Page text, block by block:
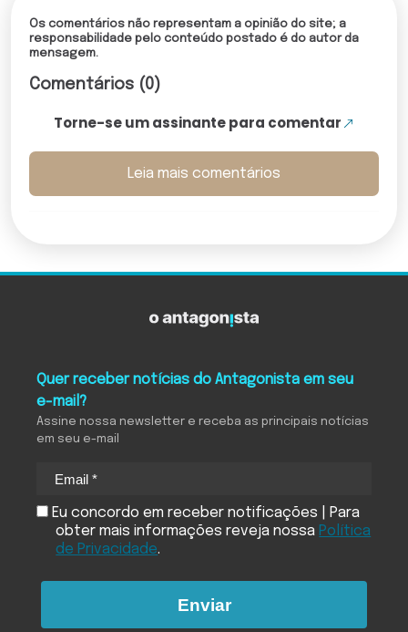
Os comentários não representam a opinião do site; a
responsabilidade pelo conteúdo postado é do autor da
mensagem.
Comentários (0)
Torne-se um assinante para comentar
Leia mais comentários
Quer receber notícias do Antagonista em seu
e-mail?
Assine nossa newsletter e receba as principais notícias
em seu e-mail
Eu concordo em receber notificações | Para
obter mais informações reveja nossa Política
de Privacidade.
Enviar